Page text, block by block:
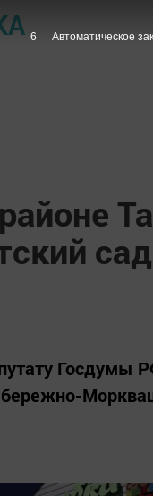
Госдумы
5 Автоматическое